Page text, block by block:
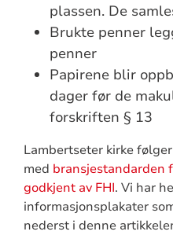
plassen. De
Brukte penner
penner
Papirene blir
dager før de
forskriften § 13
Lambertseter kirke
med bransjestandarden
godkjent av FHI. Vi har
informasjonsplakater
nederst i denne